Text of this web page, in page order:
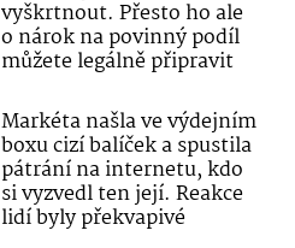
vyškrtnout. Přesto ho ale
o nárok na povinný podíl
můžete legálně připravit
Markéta našla ve výdejním
boxu cizí balíček a spustila
pátrání na internetu, kdo
si vyzvedl ten její. Reakce
lidí byly překvapivé